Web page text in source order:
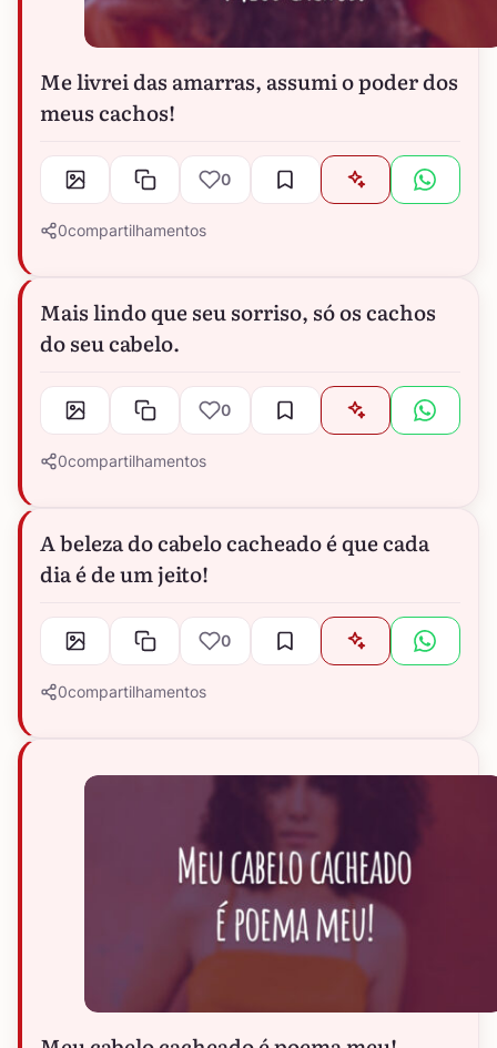
Me livrei das amarras, assumi o poder dos
meus cachos!
0
0compartilhamentos
Mais lindo que seu sorriso, só os cachos
do seu cabelo.
0
0compartilhamentos
A beleza do cabelo cacheado é que cada
dia é de um jeito!
0
0compartilhamentos